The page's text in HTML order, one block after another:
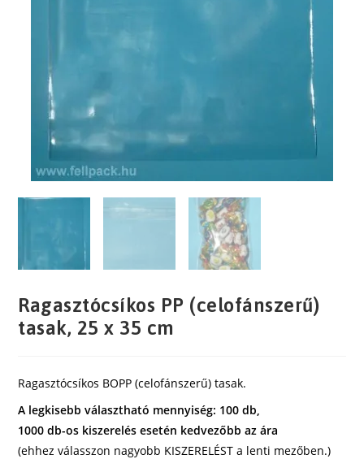
Ragasztócsíkos PP (celofánszerű)
tasak, 25 x 35 cm
Ragasztócsíkos BOPP (celofánszerű) tasak.
A legkisebb választható mennyiség: 100 db,
1000 db-os kiszerelés esetén kedvezőbb az ára
(ehhez válasszon nagyobb KISZERELÉST a lenti mezőben.)